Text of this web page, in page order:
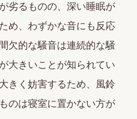
劣るものの、深い睡眠が
め、わずかな音にも反応
欠的な騒音は連続的な騒
大きいことが知られてい
きく妨害するため、風鈴
のは寝室に置かない方が